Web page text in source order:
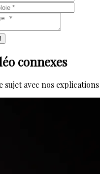
connexes
sujet avec nos